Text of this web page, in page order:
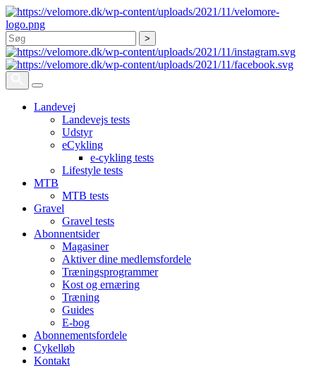
Søg
Landevej
Landevejs tests
Udstyr
eCykling
e-cykling tests
Lifestyle tests
MTB
MTB tests
Gravel
Gravel tests
Abonnentsider
Magasiner
Aktiver dine medlemsfordele
Træningsprogrammer
Kost og ernæring
Træning
Guides
E-bog
Abonnementsfordele
Cykelløb
Kontakt